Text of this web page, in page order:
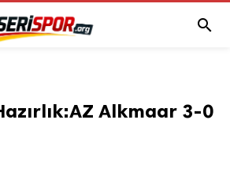

Alkmaar 3-0